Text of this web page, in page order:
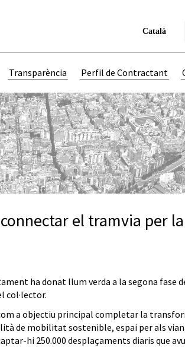
Català
Transparència Perfil de Contractant
el tramvia per la
ha donat llum verda a la segona fase
col·lector.
a objectiu principal completar la
de mobilitat sostenible, espai per als
hi 250.000 desplaçaments diaris que